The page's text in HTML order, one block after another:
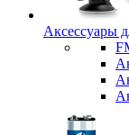
Аксессуары